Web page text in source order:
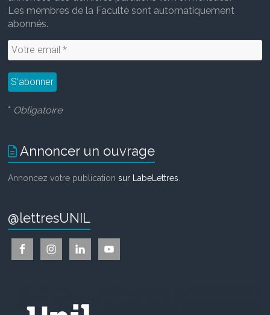
Les membres de la Faculté sont automatiquement
abonnés.
* Obligatoire
Annoncer un ouvrage
Annoncez votre publicationsur LabeLettres
@lettresUNIL